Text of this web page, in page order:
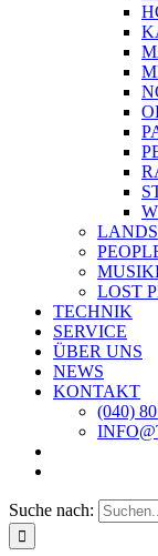
LOST
TECHNIK
SERVICE
ÜBER UNS
NEWS
KONTAKT
(040)
Suche nach: